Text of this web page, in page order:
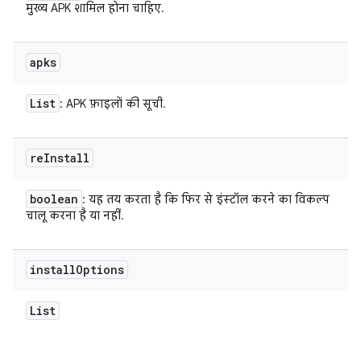
मुख्य APK शामिल होना चाहिए.
apks
List : APK फ़ाइलों की सूची.
reInstall
boolean : यह तय करता है कि फिर से इंस्टॉल करने का विकल्प
चालू करना है या नहीं.
installOptions
List